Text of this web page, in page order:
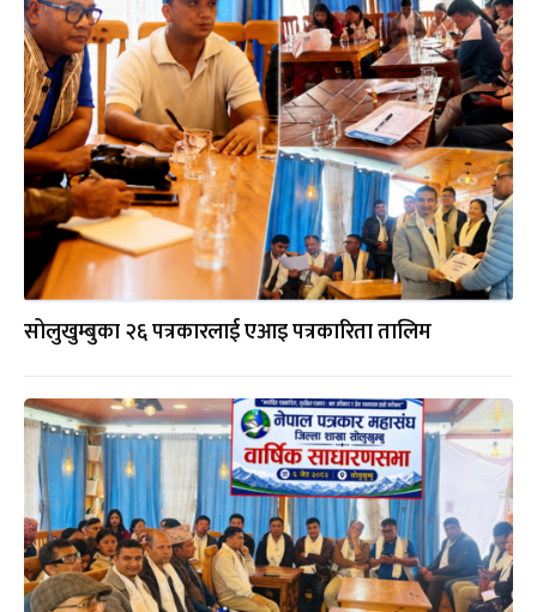
सोलुखुम्बुका २६ पत्रकारलाई एआइ पत्रकारिता तालिम